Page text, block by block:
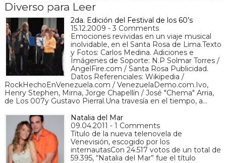
Diverso para Leer
2da. Edición del Festival de los 60’s
15.12.2009 - 3 Comments
Emociones revividas en un viaje musical
inolvidable, en el Santa Rosa de Lima.Texto
y Fotos: Carlos Medina. Adiciones e
Imágenes de Soporte: N.P Solmar Torres /
AngelFire.com / Santa Rosa Publicidad.
Datos Referenciales: Wikipedia /
RockHechoEnVenezuela.com / VenezuelaDemo.com.Ivo,
Henry Stephen, Mirna, Jorge Chapellín / José "Chema" Arria,
de Los 007y Gustavo Pierral.Una travesía en el tiempo, a…
Natalia del Mar
09.04.2011 - 1 Comments
Título de la nueva telenovela de
Venevisión, escogido por los
internautasCon 24.517 votos de un total de
59.395, “Natalia del Mar” fue el título